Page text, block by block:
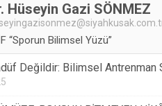
Hüseyin Gazi SÖNMEZ
“Sporun Bilimsel Yüzü”
Değildir: Bilimsel